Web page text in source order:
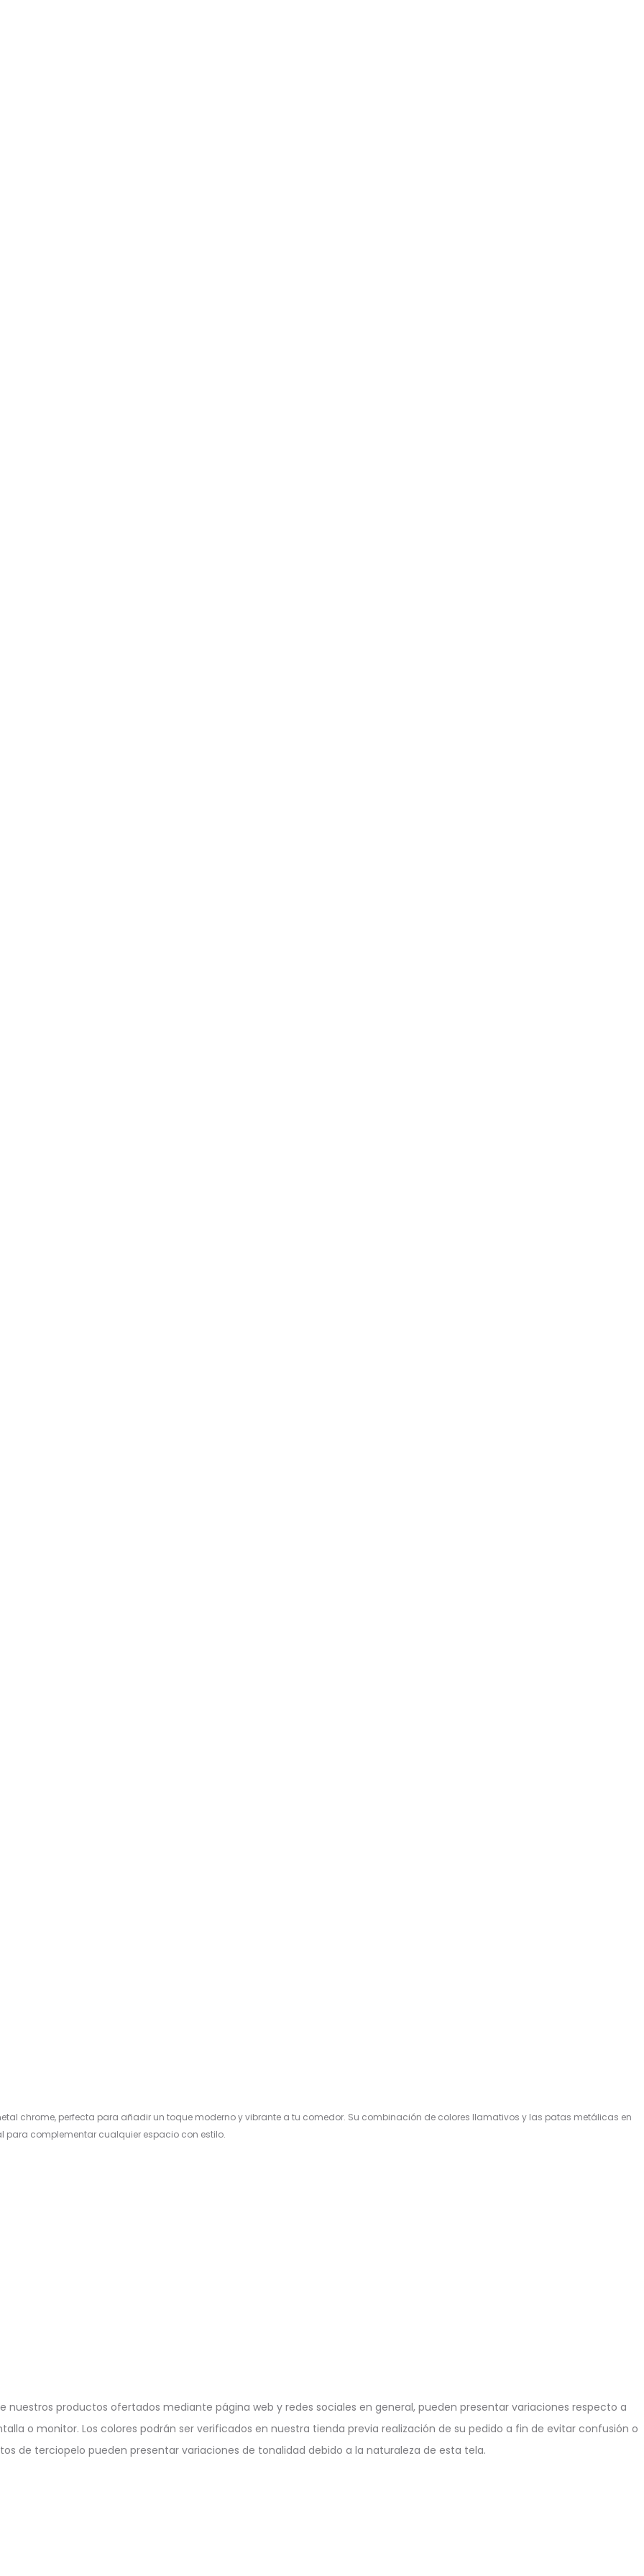
chrome, perfecta para añadir un toque moderno y vibrante a tu comedor. Su combinación de colores llamativos y las patas metálicas en
complementar cualquier espacio con estilo.
de nuestros productos ofertados mediante página web y redes sociales en general, pueden presentar variaciones respecto a
o monitor. Los colores podrán ser verificados en nuestra tienda previa realización de su pedido a fin de evitar confusión o
de terciopelo pueden presentar variaciones de tonalidad debido a la naturaleza de esta tela.